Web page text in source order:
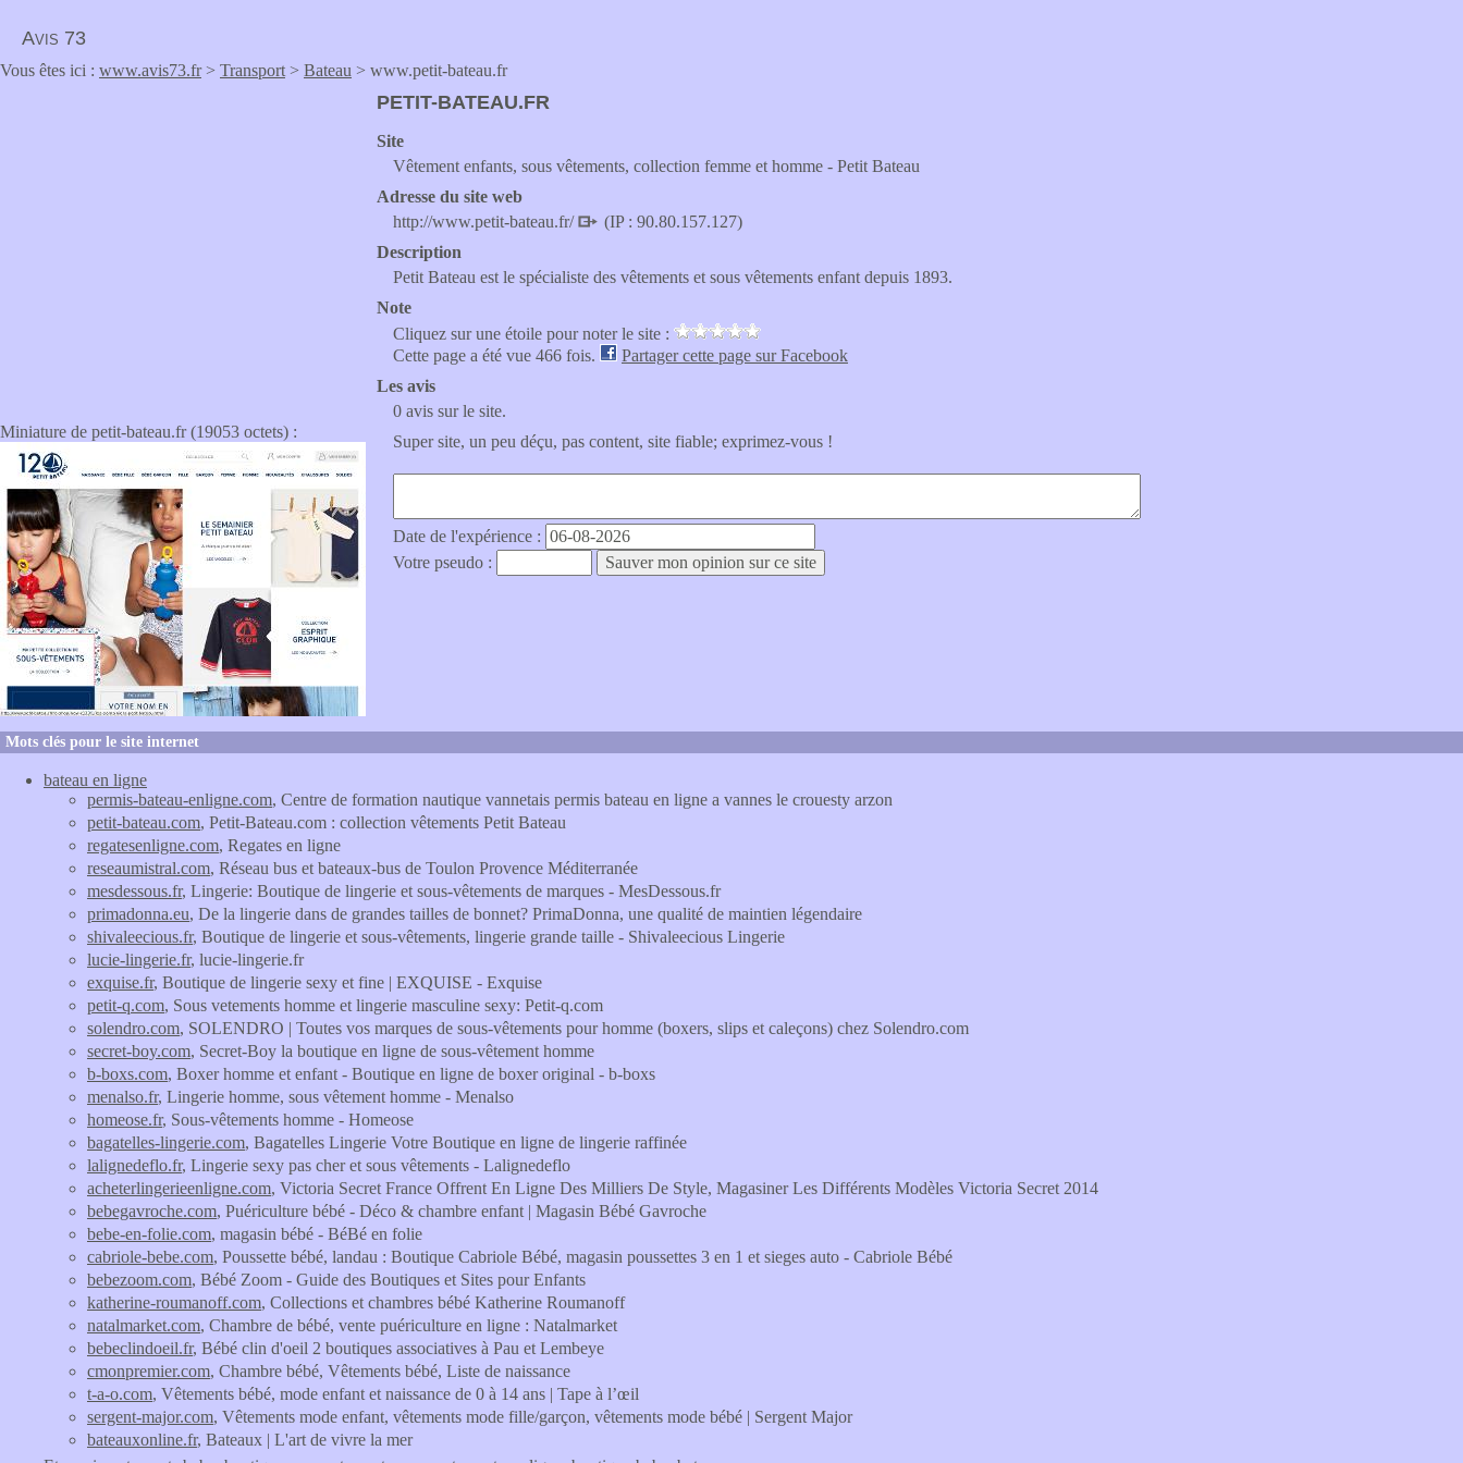
Avis 73
Vous êtes ici : www.avis73.fr> Transport > Bateau > www.petit-bateau.fr
Miniature de petit-bateau.fr (19053 octets) :
PETIT-BATEAU.FR
Site
Vêtement enfants, sous vêtements, collection femme et homme - Petit Bateau
Adresse du site web
http://www.petit-bateau.fr/
(IP : 90.80.157.127)
Description
Petit Bateau est le spécialiste des vêtements et sous vêtements enfant depuis 1893.
Note
Cliquez sur une étoile pour noter le site :
Cette page a été vue 466 fois.
Partager cette page sur Facebook
Les avis
0 avis sur le site.
Super site, un peu déçu, pas content, site fiable; exprimez-vous !
Date de l'expérience :
Votre pseudo :
Mots clés pour le site internet
bateau en ligne
permis-bateau-enligne.com, Centre de formation nautique vannetais permis bateau en ligne a vannes le crouesty arzon
petit-bateau.com, Petit-Bateau.com : collection vêtements Petit Bateau
regatesenligne.com, Regates en ligne
reseaumistral.com, Réseau bus et bateaux-bus de Toulon Provence Méditerranée
mesdessous.fr, Lingerie: Boutique de lingerie et sous-vêtements de marques - MesDessous.fr
primadonna.eu, De la lingerie dans de grandes tailles de bonnet? PrimaDonna, une qualité de maintien légendaire
shivaleecious.fr, Boutique de lingerie et sous-vêtements, lingerie grande taille - Shivaleecious Lingerie
lucie-lingerie.fr, lucie-lingerie.fr
exquise.fr, Boutique de lingerie sexy et fine | EXQUISE - Exquise
petit-q.com, Sous vetements homme et lingerie masculine sexy: Petit-q.com
solendro.com, SOLENDRO | Toutes vos marques de sous-vêtements pour homme (boxers, slips et caleçons) chez Solendro.com
secret-boy.com, Secret-Boy la boutique en ligne de sous-vêtement homme
b-boxs.com, Boxer homme et enfant - Boutique en ligne de boxer original - b-boxs
menalso.fr, Lingerie homme, sous vêtement homme - Menalso
homeose.fr, Sous-vêtements homme - Homeose
bagatelles-lingerie.com, Bagatelles Lingerie Votre Boutique en ligne de lingerie raffinée
lalignedeflo.fr, Lingerie sexy pas cher et sous vêtements - Lalignedeflo
acheterlingerieenligne.com, Victoria Secret France Offrent En Ligne Des Milliers De Style, Magasiner Les Différents Modèles Victoria Secret 2014
bebegavroche.com, Puériculture bébé - Déco & chambre enfant | Magasin Bébé Gavroche
bebe-en-folie.com, magasin bébé - BéBé en folie
cabriole-bebe.com, Poussette bébé, landau : Boutique Cabriole Bébé, magasin poussettes 3 en 1 et sieges auto - Cabriole Bébé
bebezoom.com, Bébé Zoom - Guide des Boutiques et Sites pour Enfants
katherine-roumanoff.com, Collections et chambres bébé Katherine Roumanoff
natalmarket.com, Chambre de bébé, vente puériculture en ligne : Natalmarket
bebeclindoeil.fr, Bébé clin d'oeil 2 boutiques associatives à Pau et Lembeye
cmonpremier.com, Chambre bébé, Vêtements bébé, Liste de naissance
t-a-o.com, Vêtements bébé, mode enfant et naissance de 0 à 14 ans | Tape à l’œil
sergent-major.com, Vêtements mode enfant, vêtements mode fille/garçon, vêtements mode bébé | Sergent Major
bateauxonline.fr, Bateaux | L'art de vivre la mer